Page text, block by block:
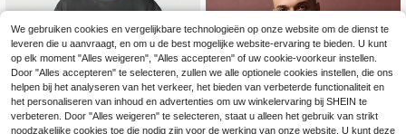
We gebruiken cookies en vergelijkbare technologieën op onze website om de dienst te
leveren die u aanvraagt, en om u de best mogelijke website-ervaring te bieden. U kunt
op elk moment "Alles weigeren", "Alles accepteren" of uw cookie-voorkeur instellen.
Door "Alles accepteren" te selecteren, zullen we alle optionele cookies instellen, die ons
helpen bij het analyseren van het verkeer, het bieden van verbeterde functionaliteit en
het personaliseren van inhoud en advertenties om uw winkelervaring bij SHEIN te
verbeteren. Door "Alles weigeren" te selecteren, staat u alleen het gebruik van strikt
noodzakelijke cookies toe die nodig zijn voor de werking van onze website. U kunt deze